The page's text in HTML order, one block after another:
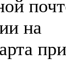
на
при